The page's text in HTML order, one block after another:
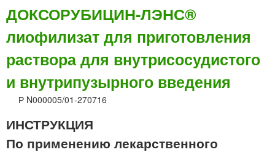
о
к
с
о
р
у
б
и
и
-
ДОКСОРУБИЦИН-ЛЭНС®
лиофилизат для приготовления
раствора для внутрисосудистого
и внутрипузырного введения
Р N000005/01-270716
ИНСТРУКЦИЯ
По применению лекарственного